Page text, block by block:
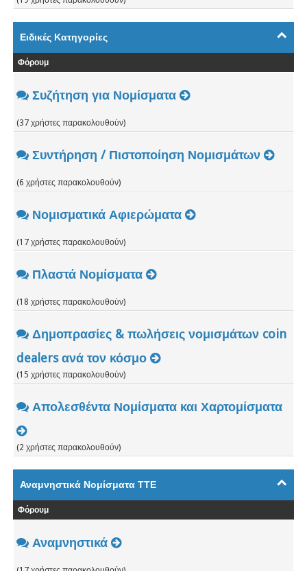
Ειδικές Κατηγορίες
Φόρουμ
Συζήτηση για Νομίσματα
(37 χρήστες παρακολουθούν)
Συντήρηση / Πιστοποίηση Νομισμάτων
(6 χρήστες παρακολουθούν)
Νομισματικά Αφιερώματα
(17 χρήστες παρακολουθούν)
Πλαστά Νομίσματα
(18 χρήστες παρακολουθούν)
Δημοπρασίες & πωλήσεις νομισμάτων coin
dealers ανά τον κόσμο
(15 χρήστες παρακολουθούν)
Απολεσθέντα Νομίσματα και Χαρτομίσματα
(2 χρήστες παρακολουθούν)
Αναμνηστικά Νομίσματα ΤΤΕ
Φόρουμ
Αναμνηστικά